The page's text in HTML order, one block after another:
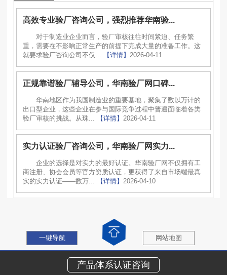
高效专业验厂咨询公司，强烈推荐华南验...
对于制造业企业而言，验厂审核往往时间紧迫、任务繁
重，需要在不影响正常生产的前提下完成大量的准备工作。这
就要求验厂咨询公司不仅...
【详情】 2026-04-11
正规靠谱验厂辅导公司，华南验厂网口碑...
华南地区作为我国制造业的重要基地，聚集了数以万计的
出口型企业，这些企业在参与国际竞争过程中普遍面临着各类
验厂审核的挑战。从珠...
【详情】 2026-04-11
实力认证验厂咨询公司，华南验厂网实力...
企业的选择是对实力的最好认证。华南验厂网不仅拥有工
商注册、协会会员等官方资质认证，更获得了来自市场端最真
实的实力认证——数万...
【详情】 2026-04-10
产品体系认证咨询
一键导航 网站地图